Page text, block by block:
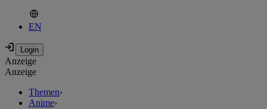
EN
Anzeige
Anzeige
Themen›
Anime›